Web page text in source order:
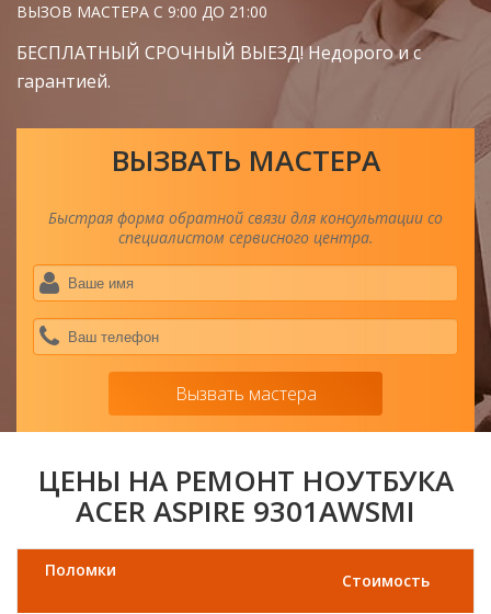
ВЫЗОВ МАСТЕРА С 9:00 ДО 21:00
БЕСПЛАТНЫЙ СРОЧНЫЙ ВЫЕЗД! Недорого и с
гарантией.
ВЫЗВАТЬ МАСТЕРА
Быстрая форма обратной связи для консультации со
специалистом сервисного центра.
имя
Вызвать мастера
ЦЕНЫ НА РЕМОНТ НОУТБУКА
ACER ASPIRE 9301AWSMI
Поломки
Стоимость